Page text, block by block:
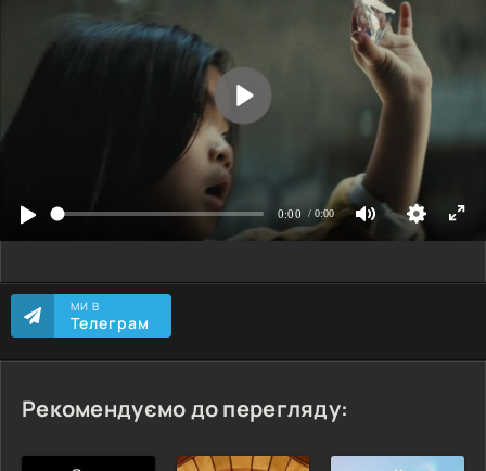
МИ В
Телеграм
Рекомендуємо до перегляду: